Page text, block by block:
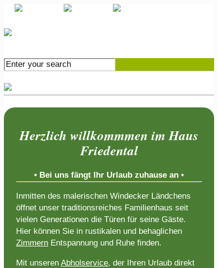
Herzlich willkommmen im Haus
Friedental
• Bei uns fängt Ihr Urlaub zuhause an •
Inmitten des malerischen Windecker Ländchens
öffnet unser traditionsreiches Familienhaus seit
vielen Generationen die Türen für seine Gäste.
Hier können Sie in rustikalen und behaglichen
Zimmern Entspannung und Ruhe finden.
Mit unseren Abholservice, der Ihren Urlaub direkt